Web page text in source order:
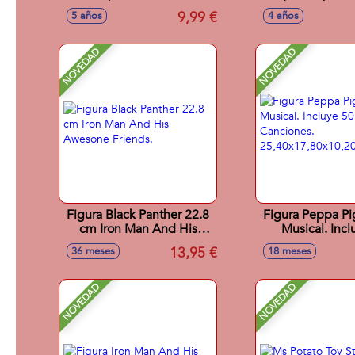
rugby o frisbee
5 años 9,99 €
pokeballs!
pokeball y 1
4 años
NOVEDAD
Figura Black Panther 22.8
cm Iron Man And His
Awesone Friends.
36 meses 13,95 €
NOVEDAD
Figura Peppa
Musical.
18 meses
NOVEDAD NOVEDAD